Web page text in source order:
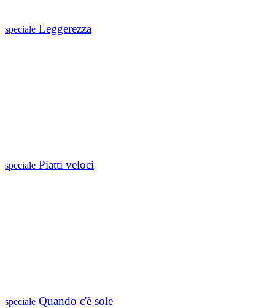
speciale Leggerezza
speciale Piatti veloci
speciale Quando c'è sole